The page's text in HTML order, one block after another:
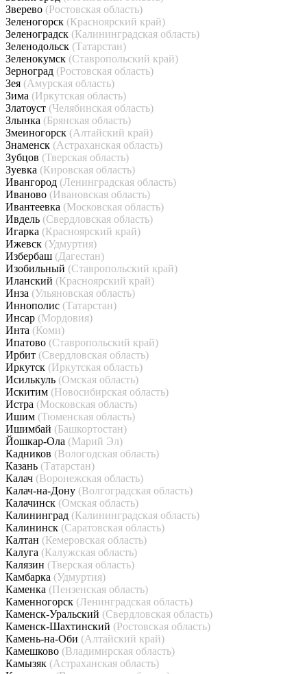
Зверево (Ростовская область)
Зеленогорск (Красноярский край)
Зеленоградск (Калининградская область)
Зеленодольск (Татарстан)
Зеленокумск (Ставропольский край)
Зерноград (Ростовская область)
Зея (Амурская область)
Зима (Иркутская область)
Златоуст (Челябинская область)
Злынка (Брянская область)
Змеиногорск (Алтайский край)
Знаменск (Астраханская область)
Зубцов (Тверская область)
Зуевка (Кировская область)
Ивангород (Ленинградская область)
Иваново (Ивановская область)
Ивантеевка (Московская область)
Ивдель (Свердловская область)
Игарка (Красноярский край)
Ижевск (Удмуртия)
Избербаш (Дагестан)
Изобильный (Ставропольский край)
Иланский (Красноярский край)
Инза (Ульяновская область)
Иннополис (Татарстан)
Инсар (Мордовия)
Инта (Коми)
Ипатово (Ставропольский край)
Ирбит (Свердловская область)
Иркутск (Иркутская область)
Исилькуль (Омская область)
Искитим (Новосибирская область)
Истра (Московская область)
Ишим (Тюменская область)
Ишимбай (Башкортостан)
Йошкар-Ола (Марий Эл)
Кадников (Вологодская область)
Казань (Татарстан)
Калач (Воронежская область)
Калач-на-Дону (Волгоградская область)
Калачинск (Омская область)
Калининград (Калининградская область)
Калининск (Саратовская область)
Калтан (Кемеровская область)
Калуга (Калужская область)
Калязин (Тверская область)
Камбарка (Удмуртия)
Каменка (Пензенская область)
Каменногорск (Ленинградская область)
Каменск-Уральский (Свердловская область)
Каменск-Шахтинский (Ростовская область)
Камень-на-Оби (Алтайский край)
Камешково (Владимирская область)
Камызяк (Астраханская область)